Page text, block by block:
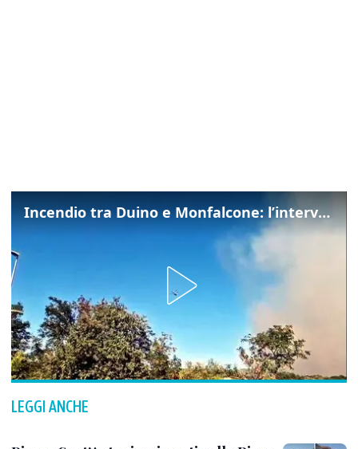
Incendio tra Duino e Monfalcone: l’intervento dei vigili del fuoco
LEGGI ANCHE